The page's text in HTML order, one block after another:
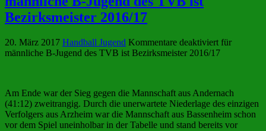
Bezirksmeister 2016/17
20. März 2017 Handball Jugend Kommentare deaktiviert für
männliche B-Jugend des TVB ist Bezirksmeister 2016/17
Am Ende war der Sieg gegen die Mannschaft aus Andernach
(41:12) zweitrangig. Durch die unerwartete Niederlage des einzigen
Verfolgers aus Arzheim war die Mannschaft aus Bassenheim schon
vor dem Spiel uneinholbar in der Tabelle und stand bereits vor